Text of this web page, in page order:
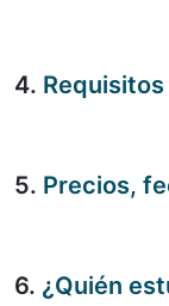
4. Requisitos
5. Precios,
6. ¿Quién